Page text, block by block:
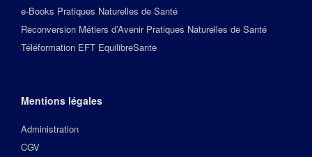
e-Books Pratiques Naturelles de Santé
Reconversion Métiers d’Avenir Pratiques Naturelles de Santé
Téléformation EFT EquilibreSante
Mentions légales
Administration
CGV